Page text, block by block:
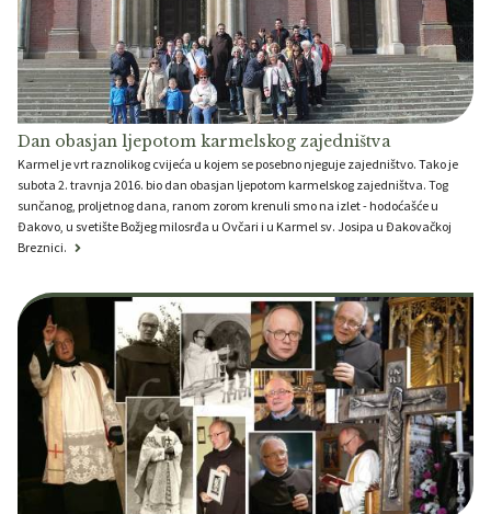
Dan obasjan ljepotom karmelskog zajedništva
Karmel je vrt raznolikog cvijeća u kojem se posebno njeguje zajedništvo. Tako je
subota 2. travnja 2016. bio dan obasjan ljepotom karmelskog zajedništva. Tog
sunčanog, proljetnog dana, ranom zorom krenuli smo na izlet - hodoćašće u
Đakovo, u svetište Božjeg milosrđa u Ovčari i u Karmel sv. Josipa u Đakovačkoj
Breznici.